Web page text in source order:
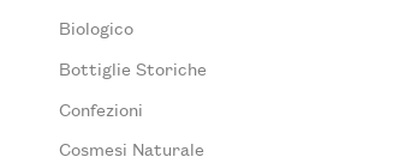
Biologico
Bottiglie Storiche
Confezioni
Cosmesi Naturale